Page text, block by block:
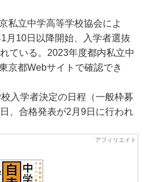
私立中学高等学校協会によ
月10日以降開始、入学者選抜
ている。2023年度都内私立中
京都Webサイトで確認でき
入学者決定の日程（一般枠募
、合格発表が2月9日に行われ